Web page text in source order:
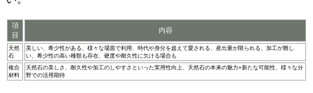
項
目
内容
天然
石
美しい、希少性がある、様々な場面で利用、時代や身分を超えて愛される、産出量が限られる、加工が難し
い、希少性の高い種類も存在、硬度や耐久性に欠ける場合も
複合
材料
天然石の美しさ、耐久性や加工のしやすさといった実用性向上、天然石の本来の魅力+新たな可能性、様々な分
野での活用期待